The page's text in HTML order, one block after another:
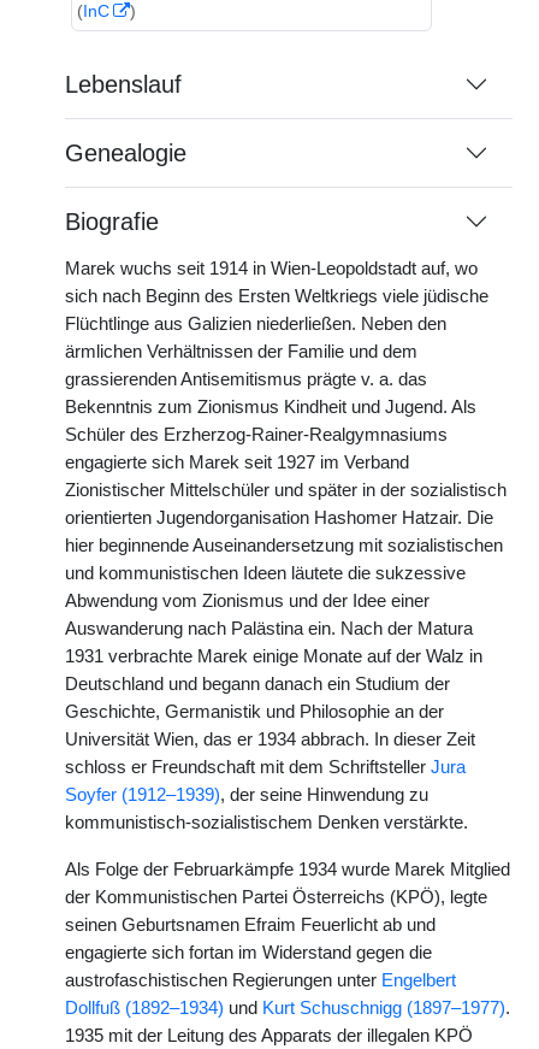
(InC )
Lebenslauf
Genealogie
Biografie
Marek wuchs seit 1914 in Wien-Leopoldstadt auf, wo
sich nach Beginn des Ersten Weltkriegs viele jüdische
Flüchtlinge aus Galizien niederließen. Neben den
ärmlichen Verhältnissen der Familie und dem
grassierenden Antisemitismus prägte v. a. das
Bekenntnis zum Zionismus Kindheit und Jugend. Als
Schüler des Erzherzog-Rainer-Realgymnasiums
engagierte sich Marek seit 1927 im Verband
Zionistischer Mittelschüler und später in der sozialistisch
orientierten Jugendorganisation Hashomer Hatzair. Die
hier beginnende Auseinandersetzung mit sozialistischen
und kommunistischen Ideen läutete die sukzessive
Abwendung vom Zionismus und der Idee einer
Auswanderung nach Palästina ein. Nach der Matura
1931 verbrachte Marek einige Monate auf der Walz in
Deutschland und begann danach ein Studium der
Geschichte, Germanistik und Philosophie an der
Universität Wien, das er 1934 abbrach. In dieser Zeit
schloss er Freundschaft mit dem Schriftsteller Jura
Soyfer (1912–1939), der seine Hinwendung zu
kommunistisch-sozialistischem Denken verstärkte.
Als Folge der Februarkämpfe 1934 wurde Marek Mitglied
der Kommunistischen Partei Österreichs (KPÖ), legte
seinen Geburtsnamen Efraim Feuerlicht ab und
engagierte sich fortan im Widerstand gegen die
austrofaschistischen Regierungen unter Engelbert
Dollfuß (1892–1934) und Kurt Schuschnigg (1897–1977).
1935 mit der Leitung des Apparats der illegalen KPÖ